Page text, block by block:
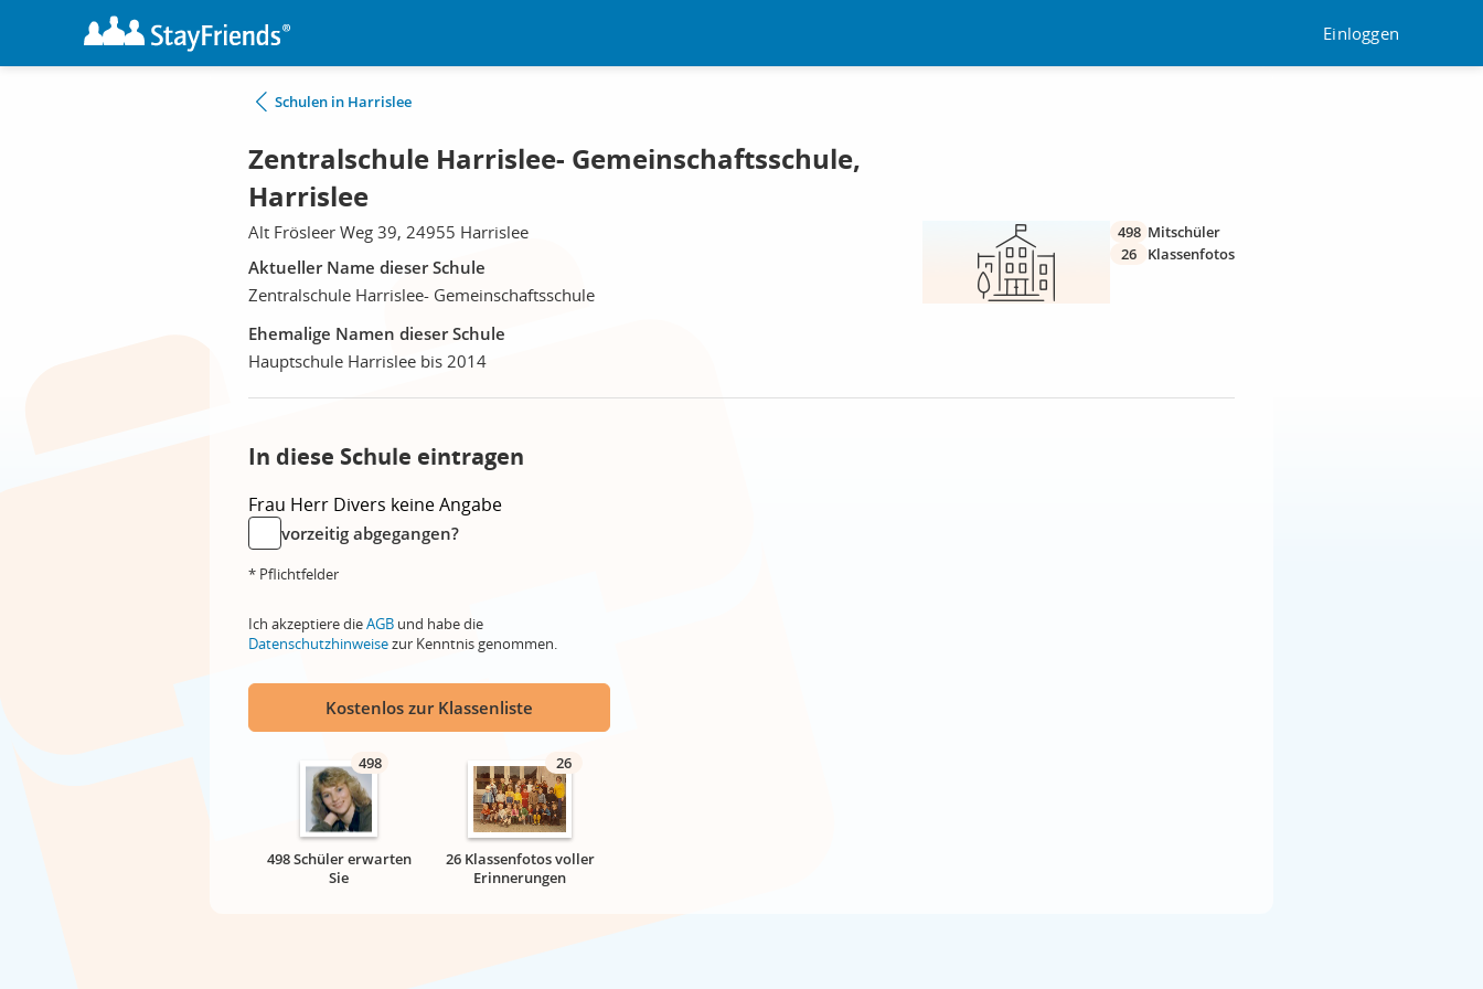
Einloggen
Schulen in Harrislee
Zentralschule Harrislee- Gemeinschaftsschule,
Harrislee
Alt Frösleer Weg 39, 24955 Harrislee
Aktueller Name dieser Schule
Zentralschule Harrislee- Gemeinschaftsschule
Ehemalige Namen dieser Schule
Hauptschule Harrislee bis 2014
498 Mitschüler
26
Klassenfotos
In diese Schule eintragen
Frau Herr Divers keine Angabe
vorzeitig abgegangen?
* Pflichtfelder
Ich akzeptiere dieAGB und habe die
Datenschutzhinweisezur Kenntnis genommen.
Kostenlos zur Klassenliste
498
498 Schüler erwarten
Sie
26
26 Klassenfotos voller
Erinnerungen